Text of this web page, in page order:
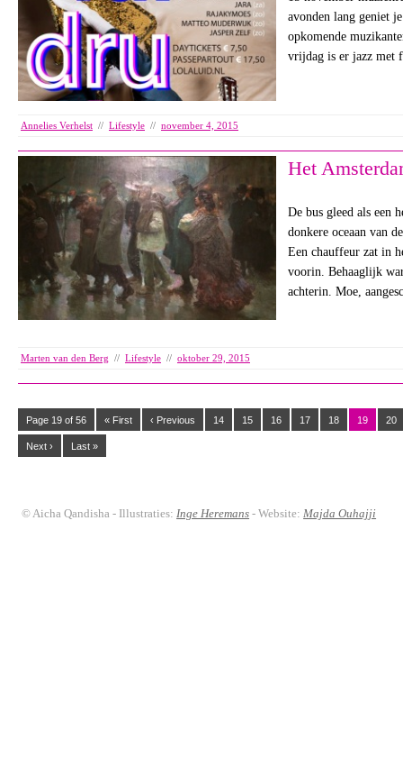
avonden lang geniet
opkomende
vrijdag is er jazz
Annelies Verhelst // Lifestyle // november 4, 2015
Het
De bus gleed als een
donkere oceaan van
Een chauffeur zat in
voorin. Behaaglijk
achterin. Moe,
Marten van den Berg // Lifestyle // oktober 29, 2015
Page 19 of 56 « First ‹ Previous 14 15 16 17 18 19 20
Next › Last »
© Aicha Qandisha - Illustraties:Inge Heremans - Website:Majda Ouhajji